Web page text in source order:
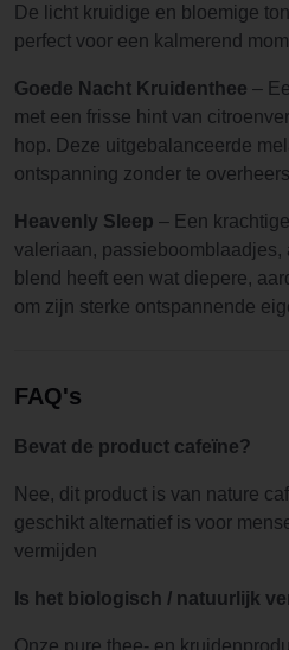
De licht kruidige en bloemige
perfect voor een kalmerend
Goede Nacht Kruidenthee –
met een frisse hint van
hop. Deze uitgebalanceerde
ontspanning zonder te
Heavenly Sleep – Een
valeriaan, passieboomblaadjes,
blend heeft een wat diepere,
om zijn sterke ontspannende
FAQ's
Bevat de product cafeïne?
Nee, dit product is van nature
geschikt alternatief is voor
vermijden
Is het biologisch / natuurlijk